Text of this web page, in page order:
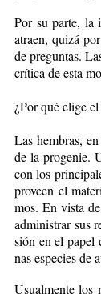
Por su par­te, la
atraen, qui­zá
de pre­gun­tas.
crí­ti­ca de es­ta
¿Por qué eli­ge
Las hem­bras,
de la pro­ge­nie.
con los
pro­veen el
mos. En vis­ta
ad­mi­nis­trar sus
sión en el pa­pel
nas es­pe­cies de
Usual­men­te los